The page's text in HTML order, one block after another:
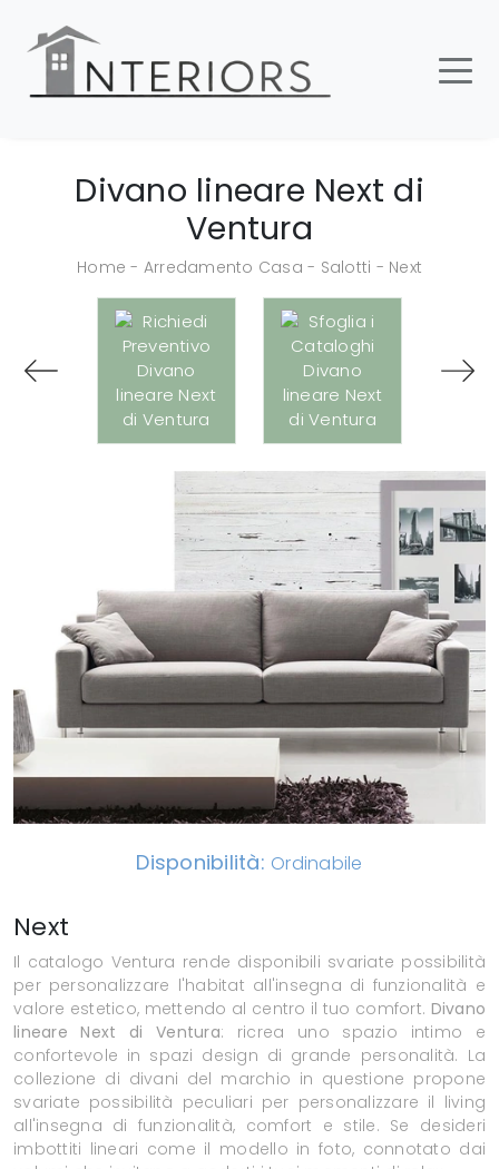
Divano lineare Next di
Ventura
Home - Arredamento Casa - Salotti - Next
Disponibilità: Ordinabile
Next
Il catalogo Ventura rende disponibili svariate possibilità
per personalizzare l'habitat all'insegna di funzionalità e
valore estetico, mettendo al centro il tuo comfort. Divano
lineare Next di Ventura: ricrea uno spazio intimo e
confortevole in spazi design di grande personalità. La
collezione di divani del marchio in questione propone
svariate possibilità peculiari per personalizzare il living
all'insegna di funzionalità, comfort e stile. Se desideri
imbottiti lineari come il modello in foto, connotato dai